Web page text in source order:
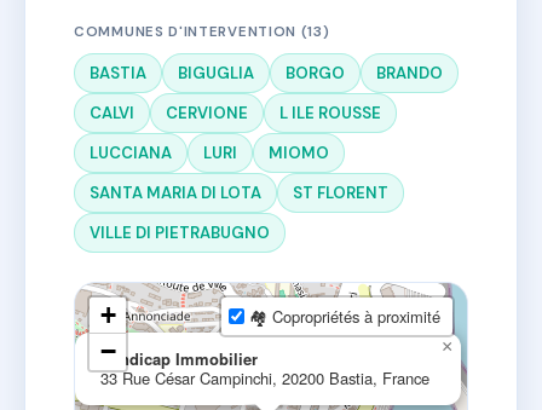
COMMUNES D'INTERVENTION (13)
BASTIA BIGUGLIA BORGO
BRANDO
CALVI
CERVIONE
L ILE ROUSSE
LUCCIANA
LURI
MIOMO
SANTA MARIA DI LOTA
ST FLORENT
VILLE DI PIETRABUGNO
Syndicap Immobilier
33 Rue César Campinchi, 20200 Bastia, France
×
+
−
🏘 Copropriétés à proximité